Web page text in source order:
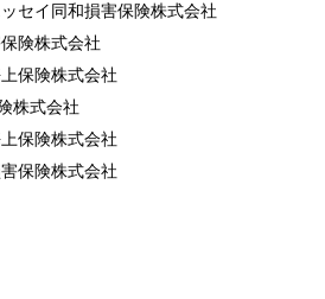
セイ同和損害保険株式会社
険株式会社
保険株式会社
株式会社
保険株式会社
保険株式会社